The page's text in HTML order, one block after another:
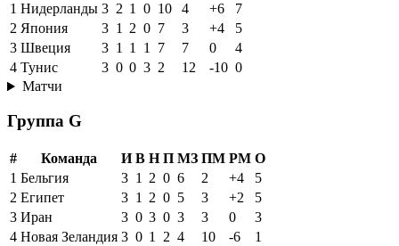
1 Нидерланды 3 2 1 0 10 4 +6
7
2 Япония 3 1 2 0 7 3 +4
5
3 Швеция 3 1 1 1 7 7 0
4
4 Тунис 3 0 0 3 2 12 -10 0
Матчи
Группа G
# Команда И В Н П МЗ ПМ РМ О
1 Бельгия 3 1 2 0 6 2 +4
5
2 Египет 3 1 2 0 5 3 +2
5
3 Иран 3 0 3 0 3 3 0
3
4 Новая Зеландия 3 0 1 2 4 10 -6
1